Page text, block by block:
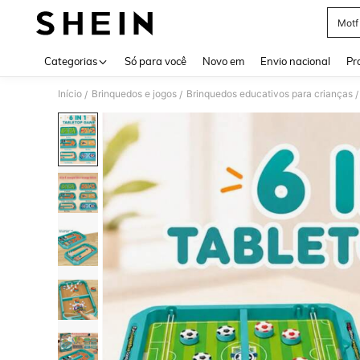
Motf
Categorias Só para você Novo em Envio nacional
Início / Brinquedos e jogos / Brinquedos educativos para crianças /